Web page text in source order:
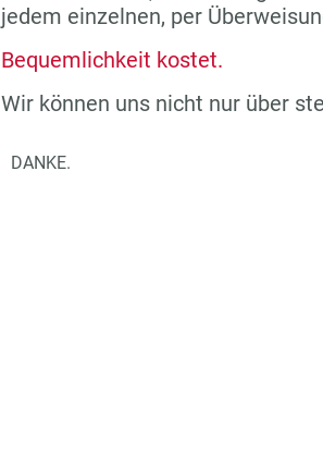
jedem einzelnen, per
Bequemlichkeit kostet.
Wir können uns nicht nur über
DANKE.